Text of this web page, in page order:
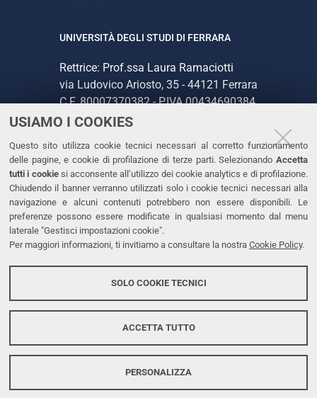
USIAMO I COOKIES
Questo sito utilizza cookie tecnici necessari al corretto funzionamento
delle pagine, e cookie di profilazione di terze parti. Selezionando Accetta
tutti i cookiesi acconsente all’utilizzo dei cookie analytics e di profilazione.
Chiudendo il banner verranno utilizzati solo i cookie tecnici necessari alla
navigazione e alcuni contenuti potrebbero non essere disponibili. Le
preferenze possono essere modificate in qualsiasi momento dal menu
laterale "Gestisci impostazioni cookie".
Per maggiori informazioni, ti invitiamo a consultare la nostra Cookie Policy.
SOLO COOKIE TECNICI
ACCETTA TUTTO
PERSONALIZZA
UNIVERSITÀ DEGLI STUDI DI FERRARA
Rettrice: Prof.ssa Laura Ramaciotti
via Ludovico Ariosto, 35 - 44121 Ferrara
C.F. 80007370382 - P.IVA 00434690384
CONTATTI
Tel. +39 0532 293111
Fax. +39 0532 293031
PEC
LINKS
Accessibilità
Protezione dati personali